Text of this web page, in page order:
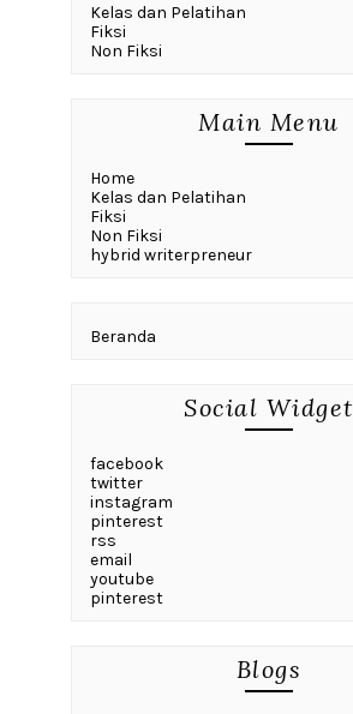
Kelas dan Pelatihan
Fiksi
Non Fiksi
Main Menu
Home
Kelas dan Pelatihan
Fiksi
Non Fiksi
hybrid writerpreneur
Beranda
Social Widget
facebook
twitter
instagram
pinterest
rss
email
youtube
pinterest
Blogs